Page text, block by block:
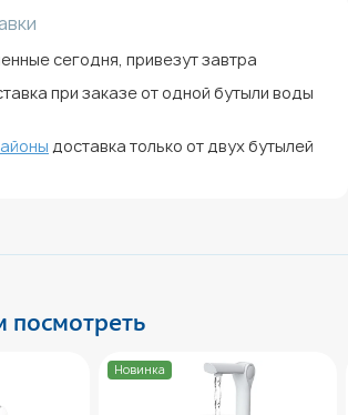
сегодня, привезут завтра
при заказе от одной бутыли воды
доставка только от двух бутылей
посмотреть
Новинка